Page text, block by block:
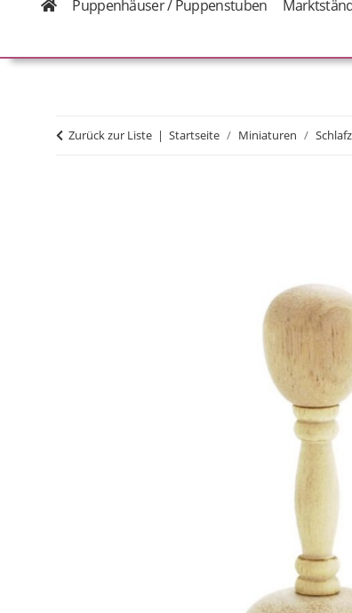
Puppenhäuser / Puppenstuben
Zurück zur Liste Startseite Miniaturen